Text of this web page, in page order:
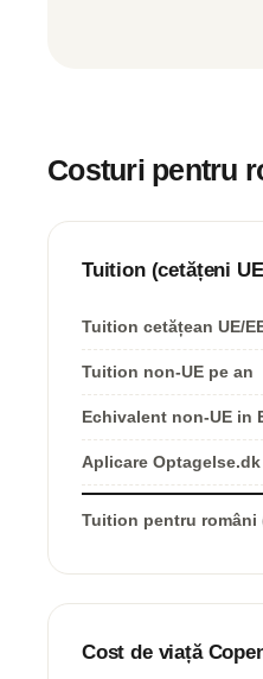
Costuri pentru
Tuition (cetățeni
Tuition cetățean UE/
Tuition non-UE pe an
Echivalent non-UE in
Aplicare Optagelse.dk
Tuition pentru români
Cost de viață